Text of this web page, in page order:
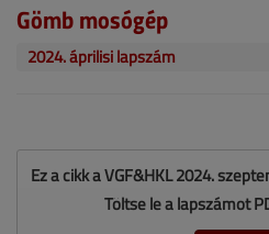
Gömb mosógép
2024. áprilisi lapszám
Ez a cikk a VGF&HKL 2024.
Töltse le a lapszámot